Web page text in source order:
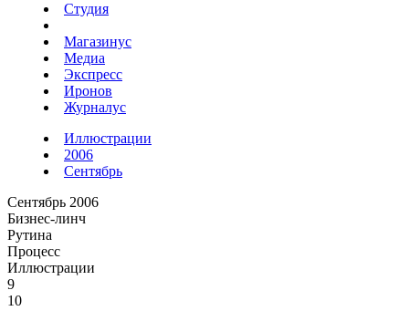
Студия
Магазинус
Медиа
Экспресс
Иронов
Журналус
Иллюстрации
2006
Сентябрь
Сентябрь 2006
Бизнес-линч
Рутина
Процесс
Иллюстрации
9
10